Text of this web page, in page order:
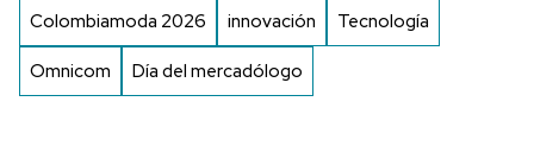
Colombiamoda 2026 innovación Tecnología
Omnicom Día del mercadólogo